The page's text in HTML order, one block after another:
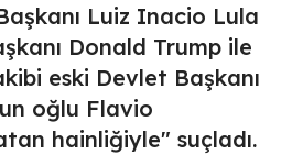
Luiz Inacio Lula
Donald Trump ile
eski Devlet Başkanı
oğlu Flavio
hainliğiyle" suçladı.